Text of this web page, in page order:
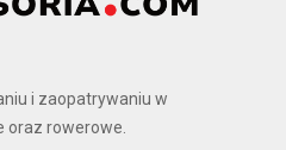
i zaopatrywaniu w
oraz rowerowe.